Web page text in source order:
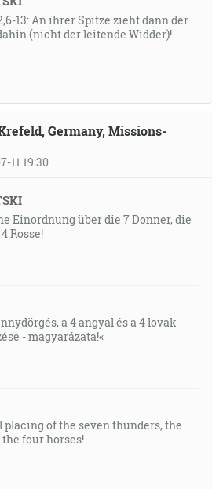
13: An ihrer Spitze zieht dann der
(nicht der leitende Widder)!
Germany, Missions-
11 19:30
Einordnung über die 7 Donner, die
Rosse!
a 4 angyal és a 4 lovak
- magyarázata!«
placing of the seven thunders, the
four horses!